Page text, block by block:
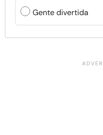
Gente divertida